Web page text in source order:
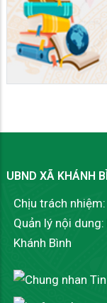
UBND XÃ KHÁNH
Chịu trách
Quản lý nội
Khánh Bình